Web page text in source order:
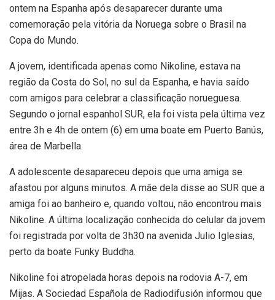
ontem na Espanha após desaparecer durante uma
comemoração pela vitória da Noruega sobre o Brasil na
Copa do Mundo.
A jovem, identificada apenas como Nikoline, estava na
região da Costa do Sol, no sul da Espanha, e havia saído
com amigos para celebrar a classificação norueguesa.
Segundo o jornal espanhol SUR, ela foi vista pela última vez
entre 3h e 4h de ontem (6) em uma boate em Puerto Banús,
área de Marbella.
A adolescente desapareceu depois que uma amiga se
afastou por alguns minutos. A mãe dela disse ao SUR que a
amiga foi ao banheiro e, quando voltou, não encontrou mais
Nikoline. A última localização conhecida do celular da jovem
foi registrada por volta de 3h30 na avenida Julio Iglesias,
perto da boate Funky Buddha.
Nikoline foi atropelada horas depois na rodovia A-7, em
Mijas. A Sociedad Española de Radiodifusión informou que